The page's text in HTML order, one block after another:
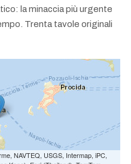
la minaccia più urgente
Trenta tavole originali
NAVTEQ, USGS, Intermap, iPC,